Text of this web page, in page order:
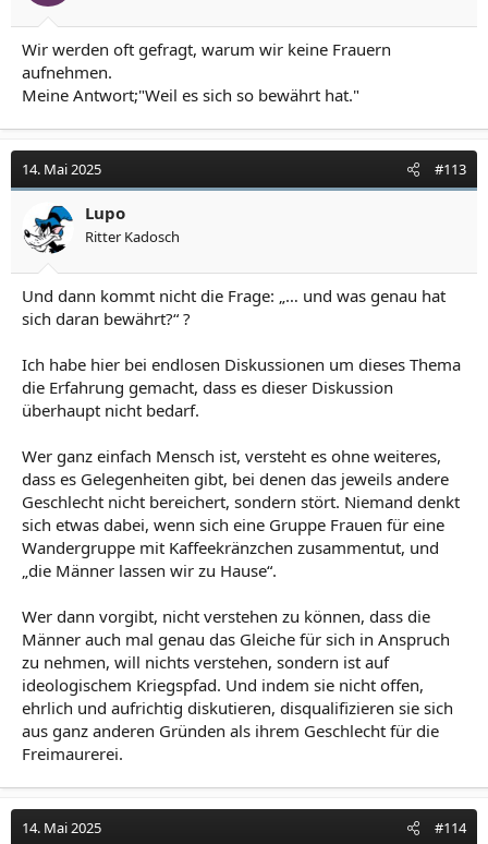
Wir werden oft gefragt, warum wir keine Frauern
aufnehmen.
Meine Antwort;"Weil es sich so bewährt hat."
14. Mai 2025 #113
Lupo
Ritter Kadosch
Und dann kommt nicht die Frage: „… und was genau hat
sich daran bewährt?“ ?
Ich habe hier bei endlosen Diskussionen um dieses Thema
die Erfahrung gemacht, dass es dieser Diskussion
überhaupt nicht bedarf.
Wer ganz einfach Mensch ist, versteht es ohne weiteres,
dass es Gelegenheiten gibt, bei denen das jeweils andere
Geschlecht nicht bereichert, sondern stört. Niemand denkt
sich etwas dabei, wenn sich eine Gruppe Frauen für eine
Wandergruppe mit Kaffeekränzchen zusammentut, und
„die Männer lassen wir zu Hause“.
Wer dann vorgibt, nicht verstehen zu können, dass die
Männer auch mal genau das Gleiche für sich in Anspruch
zu nehmen, will nichts verstehen, sondern ist auf
ideologischem Kriegspfad. Und indem sie nicht offen,
ehrlich und aufrichtig diskutieren, disqualifizieren sie sich
aus ganz anderen Gründen als ihrem Geschlecht für die
Freimaurerei.
14. Mai 2025 #114